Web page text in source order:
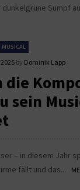
Sumpf
MUSICAL
by Dominik Lapp
die
sein
– in diesem Jahr
fällt und das...